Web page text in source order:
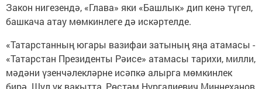
Закон нигезендә, «Глава» яки «Башлык» дип кенә түгел,
башкача атау мөмкинлеге дә искәртелде.
«Татарстанның югары вазифаи затының яңа атамасы -
«Татарстан Президенты Рәисе» атамасы тарихи, милли,
мәдәни үзенчәлекләрне исәпкә алырга мөмкинлек
бирә. Шул ук вакытта, Рөстәм Нургалиевич Миңнеханов